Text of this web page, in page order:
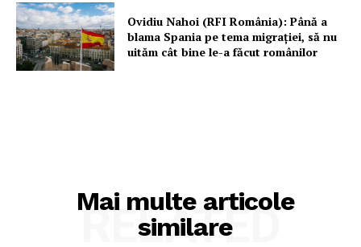
Ovidiu Nahoi (RFI România): Până a
blama Spania pe tema migrației, să nu
uităm cât bine le-a făcut românilor
Mai multe articole
similare
RELATED